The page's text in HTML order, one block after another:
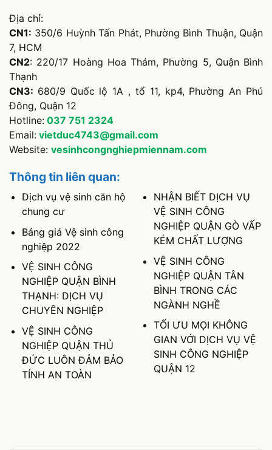
Địa chỉ:
CN1: 350/6 Huỳnh Tấn Phát, Phường Bình Thuận, Quận
7, HCM
CN2: 220/17 Hoàng Hoa Thám, Phường 5, Quận Bình
Thạnh
CN3: 680/9 Quốc lộ 1A , tổ 11, kp4, Phường An Phú
Đông, Quận 12
Hotline: 037 751 2324
Email: vietduc4743@gmail.com
Website: vesinhcongnghiepmiennam.com
Thông tin liên quan:
Dịch vụ vệ sinh căn hộ
chung cư
Bảng giá Vệ sinh công
nghiệp 2022
VỆ SINH CÔNG
NGHIỆP QUẬN BÌNH
THẠNH: DỊCH VỤ
CHUYÊN NGHIỆP
VỆ SINH CÔNG
NGHIỆP QUẬN THỦ
ĐỨC LUÔN ĐẢM BẢO
TÍNH AN TOÀN
NHẬN BIẾT DỊCH VỤ
VỆ SINH CÔNG
NGHIỆP QUẬN GÒ VẤP
KÉM CHẤT LƯỢNG
VỆ SINH CÔNG
NGHIỆP QUẬN TÂN
BÌNH TRONG CÁC
NGÀNH NGHỀ
TỐI ƯU MỌI KHÔNG
GIAN VỚI DỊCH VỤ VỆ
SINH CÔNG NGHIỆP
QUẬN 12